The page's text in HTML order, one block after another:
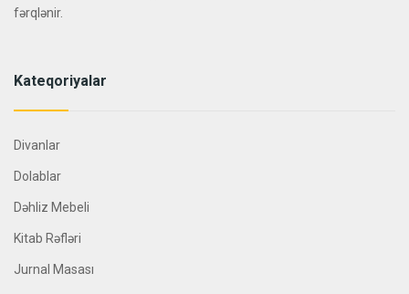
fərqlənir.
Kateqoriyalar
Divanlar
Dolablar
Dəhliz Mebeli
Kitab Rəfləri
Jurnal Masası